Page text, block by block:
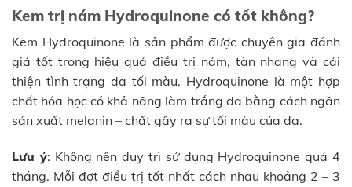
Kem trị nám Hydroquinone có tốt không?
Kem Hydroquinone là sản phẩm được chuyên gia đánh
giá tốt trong hiệu quả điều trị nám, tàn nhang và cải
thiện tình trạng da tối màu. Hydroquinone là một hợp
chất hóa học có khả năng làm trắng da bằng cách ngăn
sản xuất melanin – chất gây ra sự tối màu của da.
Lưu ý: Không nên duy trì sử dụng Hydroquinone quá 4
tháng. Mỗi đợt điều trị tốt nhất cách nhau khoảng 2 – 3